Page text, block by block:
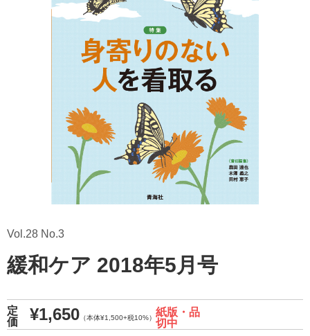
Vol.28 No.3
緩和ケア 2018年5月号
定
価
¥1,650 （本体¥1,500+税10%）紙版・品
切中